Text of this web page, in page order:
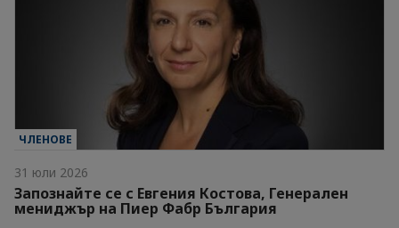
ЧЛЕНОВЕ
31 юли 2026
Запознайте се с Евгения Костова, Генерален
мениджър на Пиер Фабр България